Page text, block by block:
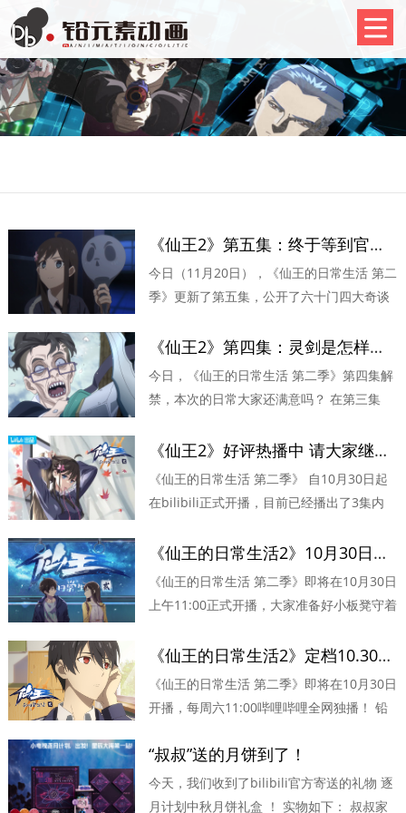
《仙王2》第五集：终于等到官方发糖了！
今日（11月20日），《仙王的日常生活 第二
季》更新了第五集，公开了六十门四大奇谈
为还挺充实的，有笑料、有装X时刻、有撒狗
粮，还对主...
《仙王2》第四集：灵剑是怎样炼成的？
今日，《仙王的日常生活 第二季》第四集解
禁，本次的日常大家还满意吗？ 在第三集
流月的爱情故事，并且只有江流影受伤的世
界达成！此...
《仙王2》好评热播中 请大家继续支持！
《仙王的日常生活 第二季》 自10月30日起
在bilibili正式开播，目前已经播出了3集内
新，请大家继续支持哦！ 《仙王2》目前获
得了大量好评，评分...
《仙王的日常生活2》10月30日上午11点开播!
《仙王的日常生活 第二季》即将在10月30日
上午11:00正式开播，大家准备好小板凳守着
常生活 第二季》在bilibili全网独家播出，改
编自枯玄原作...
《仙王的日常生活2》定档10.30！铅元素小伙伴们
《仙王的日常生活 第二季》即将在10月30日
开播，每周六11:00哔哩哔哩全网独播！ 铅
员工辛苦这么久创作的动画终于定档，总算
松了一口气，...
“叔叔”送的月饼到了！
​今天，我们收到了bilibili官方寄送的礼物 逐
月计划中秋月饼礼盒 ！ 实物如下： 叔叔家